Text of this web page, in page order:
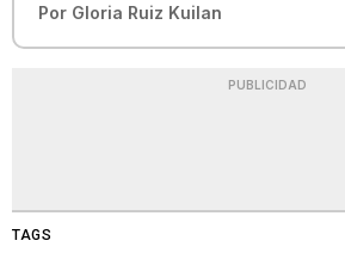
Por Gloria Ruiz Kuilan
PUBLICIDAD
TAGS